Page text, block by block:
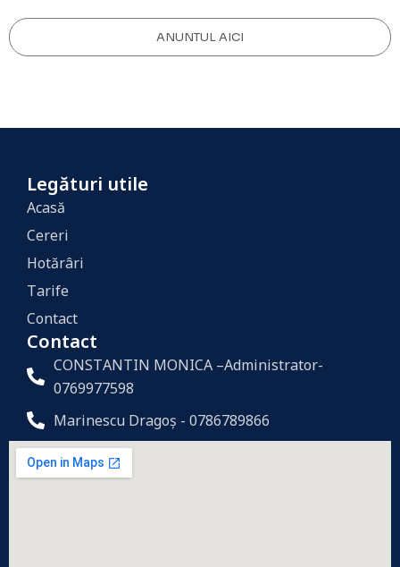
ANUNTUL AICI
Legături utile
Acasă
Cereri
Hotărâri
Tarife
Contact
Contact
CONSTANTIN MONICA –Administrator-
0769977598
Marinescu Dragoș - 0786789866